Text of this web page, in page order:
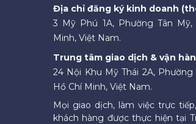
Địa chỉ đăng ký kinh doanh
3 Mỹ Phú 1A, Phường Tân
Minh, Việt Nam.
Trung tâm giao dịch & vận
24 Nội Khu Mỹ Thái 2A, Phường
Hồ Chí Minh, Việt Nam.
Mọi giao dịch, làm việc trực
khách hàng được thực hiện tại